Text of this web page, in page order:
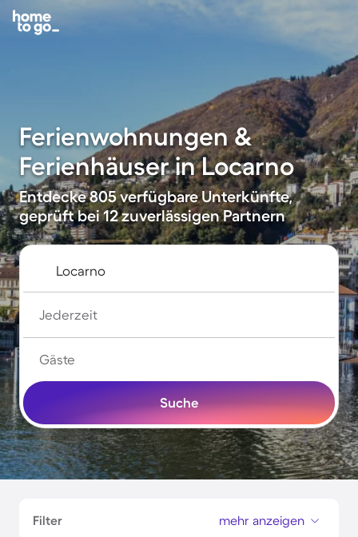
Ferienwohnungen &
Ferienhäuser in Locarno
Entdecke 805 verfügbare Unterkünfte,
geprüft bei 12 zuverlässigen Partnern
Jederzeit
Gäste
Suche
Filter mehr anzeigen